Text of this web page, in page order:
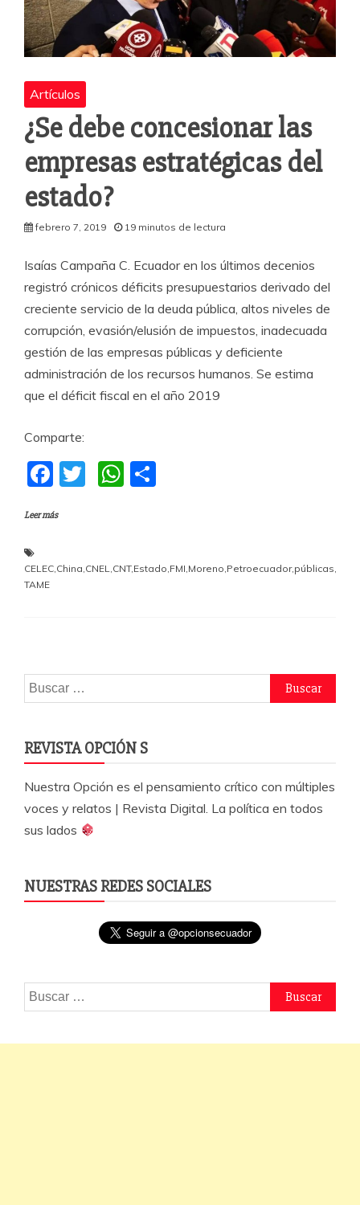
Artículos
¿Se debe concesionar las
empresas estratégicas del
estado?
febrero 7, 2019 19 minutos de lectura
Isaías Campaña C. Ecuador en los últimos decenios
registró crónicos déficits presupuestarios derivado del
creciente servicio de la deuda pública, altos niveles de
corrupción, evasión/elusión de impuestos, inadecuada
gestión de las empresas públicas y deficiente
administración de los recursos humanos. Se estima
que el déficit fiscal en el año 2019
Comparte:
F
c
b
T
W
A a
Leer más
CELEC,China,CNEL,CNT,Estado,FMI,Moreno,Petroecuador,públicas,
TAME
Buscar:
REVISTA OPCIÓN S
Nuestra Opción es el pensamiento crítico con múltiples
voces y relatos | Revista Digital. La política en todos
sus lados
NUESTRAS REDES SOCIALES
Buscar: